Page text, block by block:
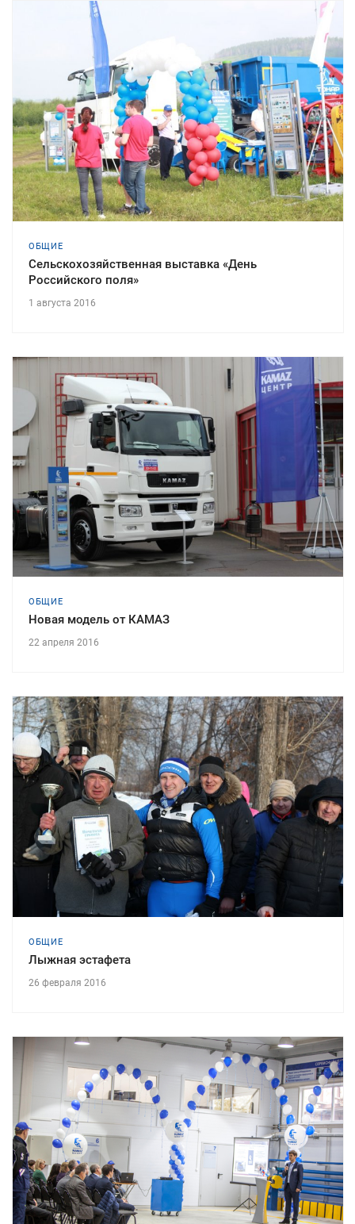
ОБЩИЕ
Cельскохозяйственная выставка «День
Российского поля»
1 августа 2016
ОБЩИЕ
Новая модель от КАМАЗ
22 апреля 2016
ОБЩИЕ
Лыжная эстафета
26 февраля 2016